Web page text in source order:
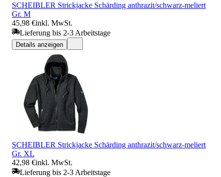
SCHEIBLER Strickjacke Schärding anthrazit/schwarz-meliert
Gr. M
45,98 €inkl. MwSt.
Lieferung bis 2-3 Arbeitstage
Details anzeigen
SCHEIBLER Strickjacke Schärding anthrazit/schwarz-meliert
Gr. XL
42,98 €inkl. MwSt.
Lieferung bis 2-3 Arbeitstage